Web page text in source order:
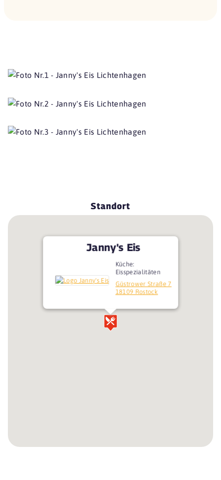
Standort
Janny's Eis
Küche:
Eisspezialitäten
Güstrower Straße 7
18109 Rostock